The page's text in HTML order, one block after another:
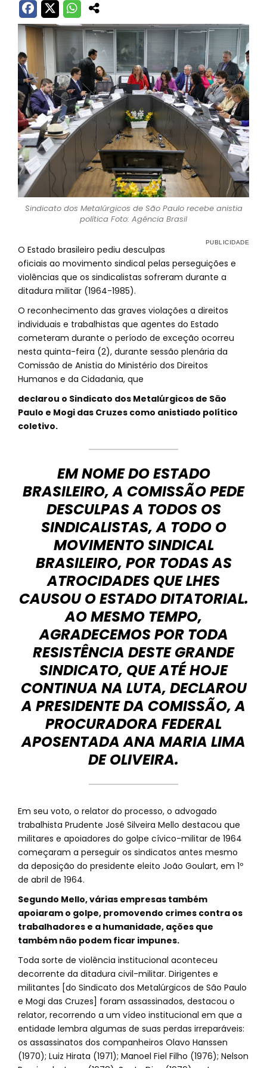
Sindicato dos Metalúrgicos de São Paulo recebe anistia
política Foto: Agência Brasil
O Estado brasileiro pediu desculpas
oficiais ao movimento sindical pelas perseguições e
violências que os sindicalistas sofreram durante a
ditadura militar (1964-1985).
O reconhecimento das graves violações a direitos
individuais e trabalhistas que agentes do Estado
cometeram durante o período de exceção ocorreu
nesta quinta-feira (2), durante sessão plenária da
Comissão de Anistia do Ministério dos Direitos
Humanos e da Cidadania, que
declarou o Sindicato dos Metalúrgicos de São
Paulo e Mogi das Cruzes como anistiado político
coletivo.
EM NOME DO ESTADO
BRASILEIRO, A COMISSÃO PEDE
DESCULPAS A TODOS OS
SINDICALISTAS, A TODO O
MOVIMENTO SINDICAL
BRASILEIRO, POR TODAS AS
ATROCIDADES QUE LHES
CAUSOU O ESTADO DITATORIAL.
AO MESMO TEMPO,
AGRADECEMOS POR TODA
RESISTÊNCIA DESTE GRANDE
SINDICATO, QUE ATÉ HOJE
CONTINUA NA LUTA, DECLAROU
A PRESIDENTE DA COMISSÃO, A
PROCURADORA FEDERAL
APOSENTADA ANA MARIA LIMA
DE OLIVEIRA.
Em seu voto, o relator do processo, o advogado
trabalhista Prudente José Silveira Mello destacou que
militares e apoiadores do golpe cívico-militar de 1964
começaram a perseguir os sindicatos antes mesmo
da deposição do presidente eleito João Goulart, em 1º
de abril de 1964.
Segundo Mello, várias empresas também
apoiaram o golpe, promovendo crimes contra os
trabalhadores e a humanidade, ações que
também não podem ficar impunes.
Toda sorte de violência institucional aconteceu
decorrente da ditadura civil-militar. Dirigentes e
militantes [do Sindicato dos Metalúrgicos de São Paulo
e Mogi das Cruzes] foram assassinados, destacou o
relator, recorrendo a um vídeo institucional em que a
entidade lembra algumas de suas perdas irreparáveis:
os assassinatos dos companheiros Olavo Hanssen
(1970); Luiz Hirata (1971); Manoel Fiel Filho (1976); Nelson